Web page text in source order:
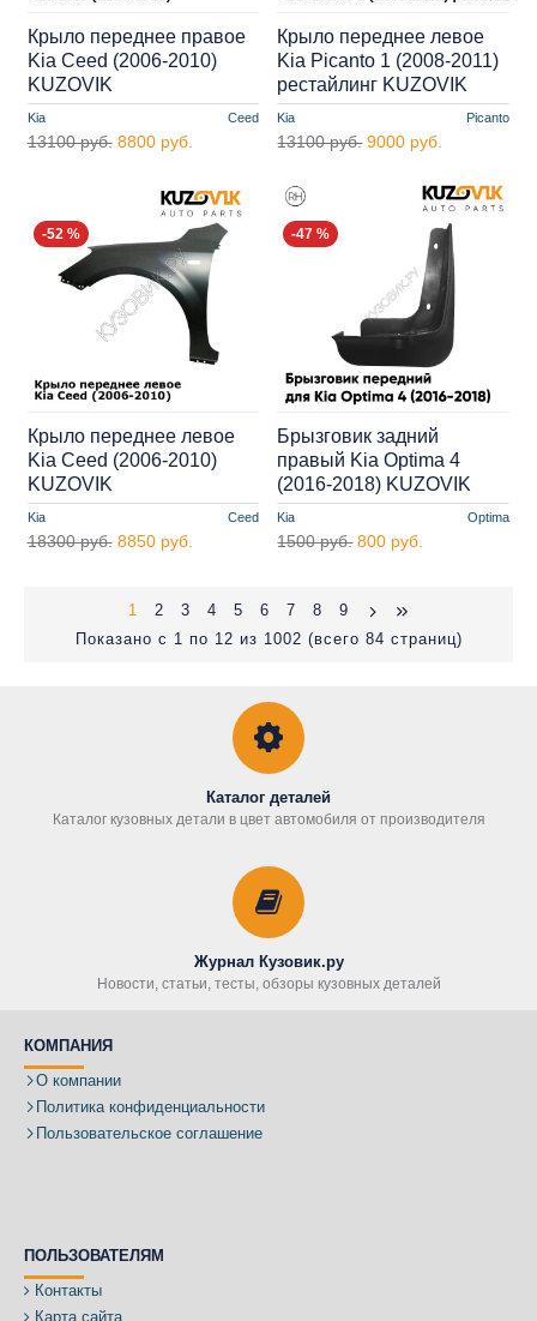
Kia Ceed
Крыло переднее правое
Kia Ceed (2006-2010)
KUZOVIK
13100 руб. 8800 руб.
Kia Picanto
Крыло переднее левое
Kia Picanto 1 (2008-2011)
рестайлинг KUZOVIK
13100 руб. 9000 руб.
-52 %
Kia Ceed
Крыло переднее левое
Kia Ceed (2006-2010)
KUZOVIK
18300 руб. 8850 руб.
-47 %
Kia Optima
Брызговик задний
правый Kia Optima 4
(2016-2018) KUZOVIK
1500 руб. 800 руб.
1 2 3 4 5 6 7 8
9
Показано с 1 по 12 из 1002 (всего 84 страниц)
Каталог деталей
Каталог кузовных детали в цвет автомобиля от производителя
Журнал Кузовик.ру
Новости, статьи, тесты, обзоры кузовных деталей
КОМПАНИЯ
О компании
Политика конфиденциальности
Пользовательское соглашение
ПОЛЬЗОВАТЕЛЯМ
Контакты
Карта сайта